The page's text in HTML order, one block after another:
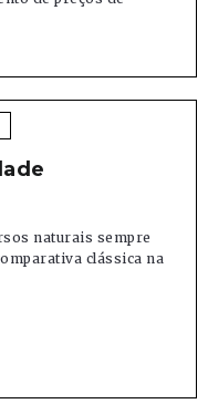
naturais sempre
clássica na